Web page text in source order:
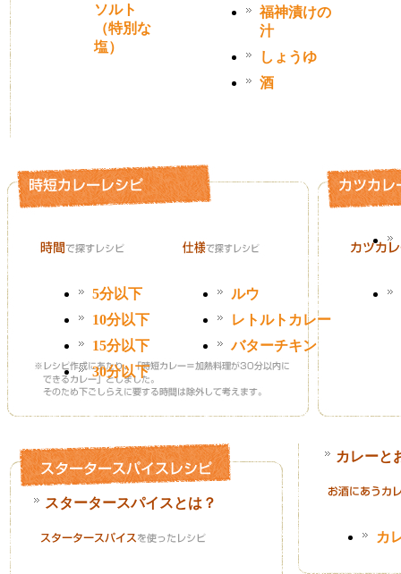
ソルト
（特別な
塩）
福神漬けの
汁
しょうゆ
酒
5分以下
10分以下
15分以下
30分以下
ルウ
レトルトカレー
バターチキン
スタータースパイスとは？
カレーと
カ